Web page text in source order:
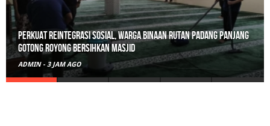
Polisi Sita 82 Paket Ganja Siap Edar di Tanah Datar
ADMIN - 1 HARI AGO